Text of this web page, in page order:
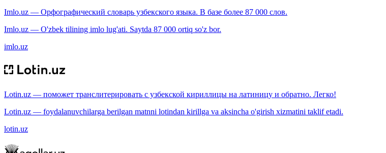
Imlo.uz — Орфографический словарь узбекского языка. В базе более 87 000 слов.
Imlo.uz — O'zbek tilining imlo lug'ati. Saytda 87 000 ortiq so'z bor.
imlo.uz
Lotin.uz — поможет транслитерировать с узбекской кириллицы на латиницу и обратно. Легко!
Lotin.uz — foydalanuvchilarga berilgan matnni lotindan kirillga va aksincha o'girish xizmatini taklif etadi.
lotin.uz